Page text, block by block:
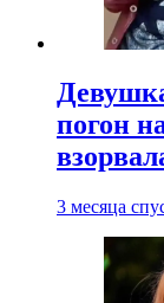
погон
3 месяца